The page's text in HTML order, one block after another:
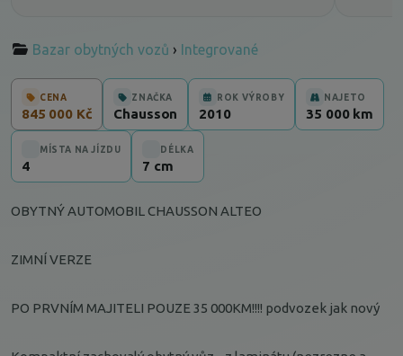
Bazar obytných vozů › Integrované
CENA
845 000 Kč
ZNAČKA
Chausson
ROK VÝROBY
2010
NAJETO
35 000 km
MÍSTA NA JÍZDU
4
DÉLKA
7 cm
OBYTNÝ AUTOMOBIL CHAUSSON ALTEO
ZIMNÍ VERZE
PO PRVNÍM MAJITELI POUZE 35 000KM!!!! podvozek jak nový